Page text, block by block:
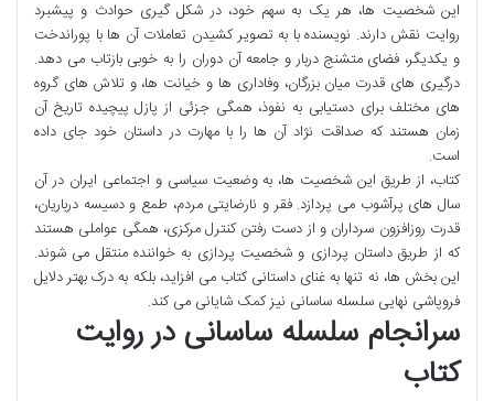
این شخصیت ها، هر یک به سهم خود، در شکل گیری حوادث و پیشبرد
روایت نقش دارند. نویسنده با به تصویر کشیدن تعاملات آن ها با پوراندخت
و یکدیگر، فضای متشنج دربار و جامعه آن دوران را به خوبی بازتاب می دهد.
درگیری های قدرت میان بزرگان، وفاداری ها و خیانت ها، و تلاش های گروه
های مختلف برای دستیابی به نفوذ، همگی جزئی از پازل پیچیده تاریخ آن
زمان هستند که صداقت نژاد آن ها را با مهارت در داستان خود جای داده
است.
کتاب، از طریق این شخصیت ها، به وضعیت سیاسی و اجتماعی ایران در آن
سال های پرآشوب می پردازد. فقر و نارضایتی مردم، طمع و دسیسه درباریان،
قدرت روزافزون سرداران و از دست رفتن کنترل مرکزی، همگی عواملی هستند
که از طریق داستان پردازی و شخصیت پردازی به خواننده منتقل می شوند.
این بخش ها، نه تنها به غنای داستانی کتاب می افزاید، بلکه به درک بهتر دلایل
فروپاشی نهایی سلسله ساسانی نیز کمک شایانی می کند.
سرانجام سلسله ساسانی در روایت
کتاب